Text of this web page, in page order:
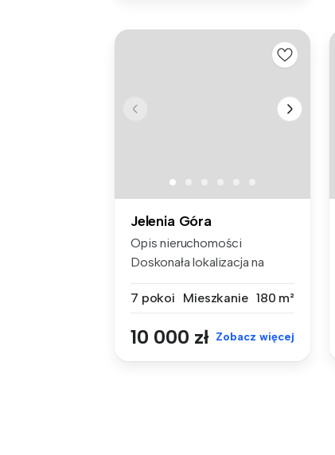
Jelenia Góra
Opis nieruchomości
Doskonała lokalizacja na
7 pokoi
Mieszkanie 180 m²
10 000 zł Zobacz więcej